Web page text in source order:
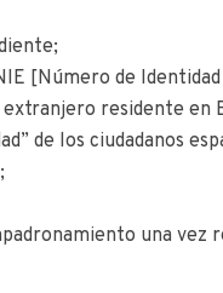
[Número de Identidad
residente en
de los ciudadanos
una vez